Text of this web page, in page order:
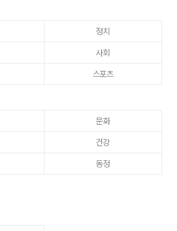
정치
사회
스포츠
문화
건강
동정